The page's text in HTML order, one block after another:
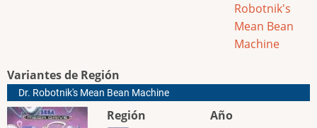
Robotnik's
Mean Bean
Machine
Variantes de Región
Dr. Robotnik's Mean Bean Machine
Región
Año